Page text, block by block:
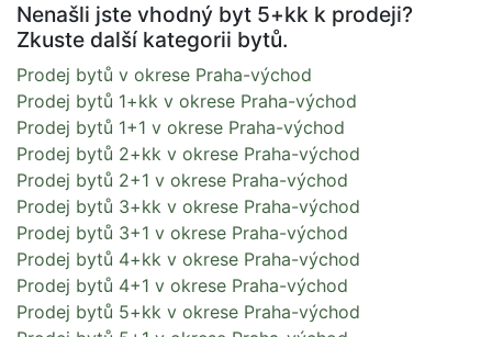
Nenašli jste vhodný byt 5+kk k prodeji?
Zkuste další kategorii bytů.
Prodej bytů v okrese Praha-východ
Prodej bytů 1+kk v okrese Praha-východ
Prodej bytů 1+1 v okrese Praha-východ
Prodej bytů 2+kk v okrese Praha-východ
Prodej bytů 2+1 v okrese Praha-východ
Prodej bytů 3+kk v okrese Praha-východ
Prodej bytů 3+1 v okrese Praha-východ
Prodej bytů 4+kk v okrese Praha-východ
Prodej bytů 4+1 v okrese Praha-východ
Prodej bytů 5+kk v okrese Praha-východ